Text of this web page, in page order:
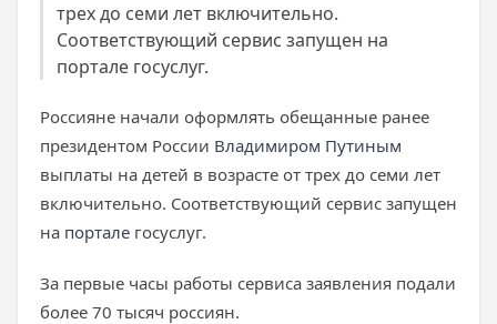
трех до семи лет включительно.
Соответствующий сервис запущен на
портале госуслуг.
Россияне начали оформлять обещанные ранее
президентом России Владимиром Путиным
выплаты на детей в возрасте от трех до семи лет
включительно. Соответствующий сервис запущен
на портале госуслуг.
За первые часы работы сервиса заявления подали
более 70 тысяч россиян.